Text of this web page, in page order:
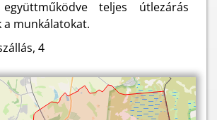
együttműködve teljes útlezárás
a munkálatokat.
4